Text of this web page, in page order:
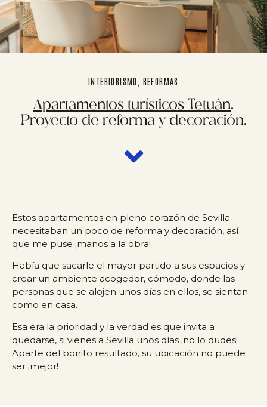
INTERIORISMO, REFORMAS
Apartamentos turísticos Tetuán.
Proyecto de reforma y decoración.
Estos apartamentos en pleno corazón de Sevilla
necesitaban un poco de reforma y decoración, así
que me puse ¡manos a la obra!
Había que sacarle el mayor partido a sus espacios y
crear un ambiente acogedor, cómodo, donde las
personas que se alojen unos días en ellos, se sientan
como en casa.
Esa era la prioridad y la verdad es que invita a
quedarse, si vienes a Sevilla unos días ¡no lo dudes!
Aparte del bonito resultado, su ubicación no puede
ser ¡mejor!